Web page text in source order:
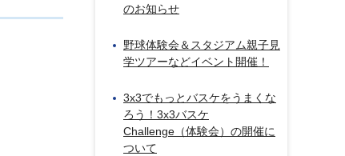
のお知らせ
野球体験会＆スタジアム親子見
学ツアーなどイベント開催！
3x3でもっとバスケをうまくな
ろう！3x3バスケ
Challenge（体験会）の開催に
ついて